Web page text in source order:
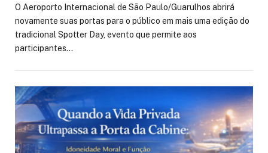
O Aeroporto Internacional de São Paulo/Guarulhos abrirá
novamente suas portas para o público em mais uma edição do
tradicional Spotter Day, evento que permite aos
participantes…